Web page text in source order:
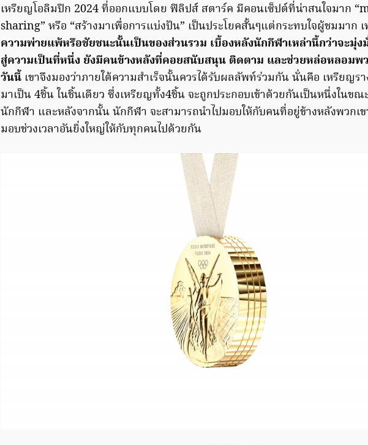
เหรียญโอลิมปิก 2024 ที่ออกแบบโดย ฟิลิปส์ สตาร์ค มีคอนเซ็ปต์ที่น่าสนใจมาก
sharing” หรือ “สร้างมาเพื่อการแบ่งปัน” เป็นประโยคสั้นๆแต่กระทบใจผู้ชมมาก เ
ความพ่ายแพ้หรือชัยชนะนั้นเป็นของส่วนรวม เบื้องหลังนักกีฬาเหล่านี้กว่าจะมุ่
สู่ความเป็นที่หนึ่ง ยังมีคนข้างหลังที่คอยสนับสนุน ติดตาม และช่วยหล่อหลอมพ
วันนี้ เขาจึงมองว่าภายใต้ความสำเร็จนั้นควรได้รับผลลัพท์ร่วมกัน นั่นคือ เหรียญร
มาเป็น 4ชิ้น ในชิ้นเดียว ซึ่งเหรียญทั้ง4ชิ้น จะถูกประกอบเข้าด้วยกันเป็นหนึ่งในข
นักกีฬา และหลังจากนั้น นักกีฬา จะสามารถนำไปมอบให้กับคนที่อยู่ข้างหลังพวกเข
มอบช่วงเวลาอันยิ่งใหญ่ให้กับทุกคนไปด้วยกัน